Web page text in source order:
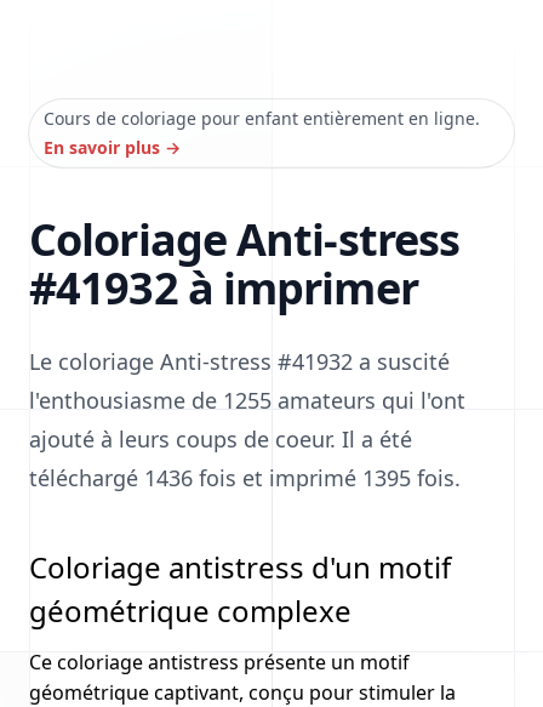
Cours de coloriage pour enfant entièrement en ligne.
En savoir plus →
Coloriage Anti-stress
#41932 à imprimer
Le coloriage Anti-stress #41932 a suscité
l'enthousiasme de 1255 amateurs qui l'ont
ajouté à leurs coups de coeur. Il a été
téléchargé 1436 fois et imprimé 1395 fois.
Coloriage antistress d'un motif
géométrique complexe
Ce coloriage antistress présente un motif
géométrique captivant, conçu pour stimuler la